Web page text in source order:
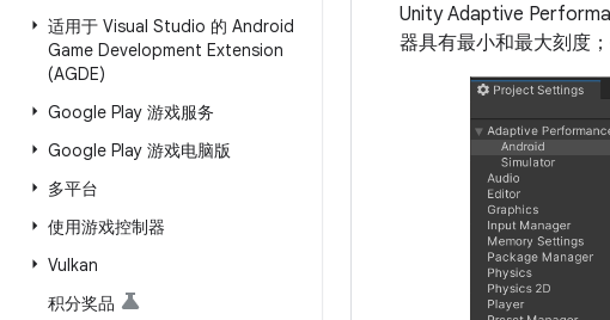
适用于 Visual Studio 的 Android
Game Development Extension
(AGDE)
Google Play 游戏服务
Google Play 游戏电脑版
多平台
使用游戏控制器
Vulkan
积分奖品
Unity Adaptive
器具有最小和最大刻度